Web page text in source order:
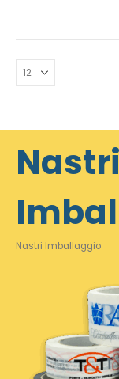
Nastri
Nastri Imballaggio